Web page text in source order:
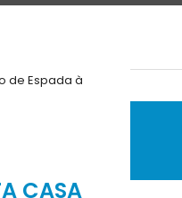
de Espada à
CASA